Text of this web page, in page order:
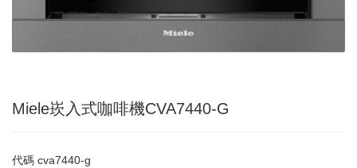
Miele崁入式咖啡機CVA7440-G
代碼 cva7440-g